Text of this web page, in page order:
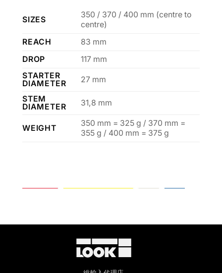
SIZES
350 / 370 / 400 mm (centre to
centre)
REACH
83 mm
DROP
117 mm
STARTER
DIAMETER
27 mm
STEM
DIAMETER
31,8 mm
WEIGHT
350 mm = 325 g / 370 mm =
355 g / 400 mm = 375 g